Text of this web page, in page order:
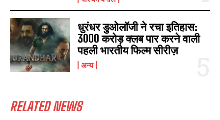
I WANT IN
I've read and accept the
धुरंधर डुओलॉजी ने रचा इतिहास:
3000 करोड़ क्लब पार करने वाली
पहली भारतीय फिल्म सीरीज़
अन्य
RELATED NEWS